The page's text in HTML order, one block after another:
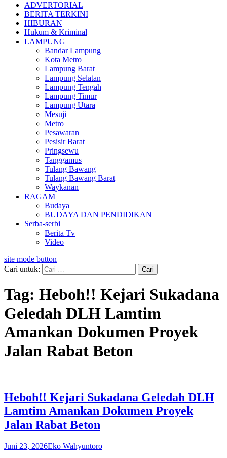
ADVERTORIAL
BERITA TERKINI
HIBURAN
Hukum & Kriminal
LAMPUNG
Bandar Lampung
Kota Metro
Lampung Barat
Lampung Selatan
Lampung Tengah
Lampung Timur
Lampung Utara
Mesuji
Metro
Pesawaran
Pesisir Barat
Pringsewu
Tanggamus
Tulang Bawang
Tulang Bawang Barat
Waykanan
RAGAM
Budaya
BUDAYA DAN PENDIDIKAN
Serba-serbi
Berita Tv
Video
site mode button
Cari untuk:
Tag: Heboh!! Kejari Sukadana
Geledah DLH Lamtim
Amankan Dokumen Proyek
Jalan Rabat Beton
Heboh!! Kejari Sukadana Geledah DLH
Lamtim Amankan Dokumen Proyek
Jalan Rabat Beton
Juni 23, 2026Eko Wahyuntoro